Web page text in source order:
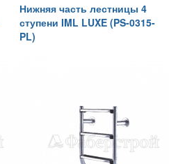
Нижняя часть лестницы 4
ступени IML LUXE (PS-0315-
PL)